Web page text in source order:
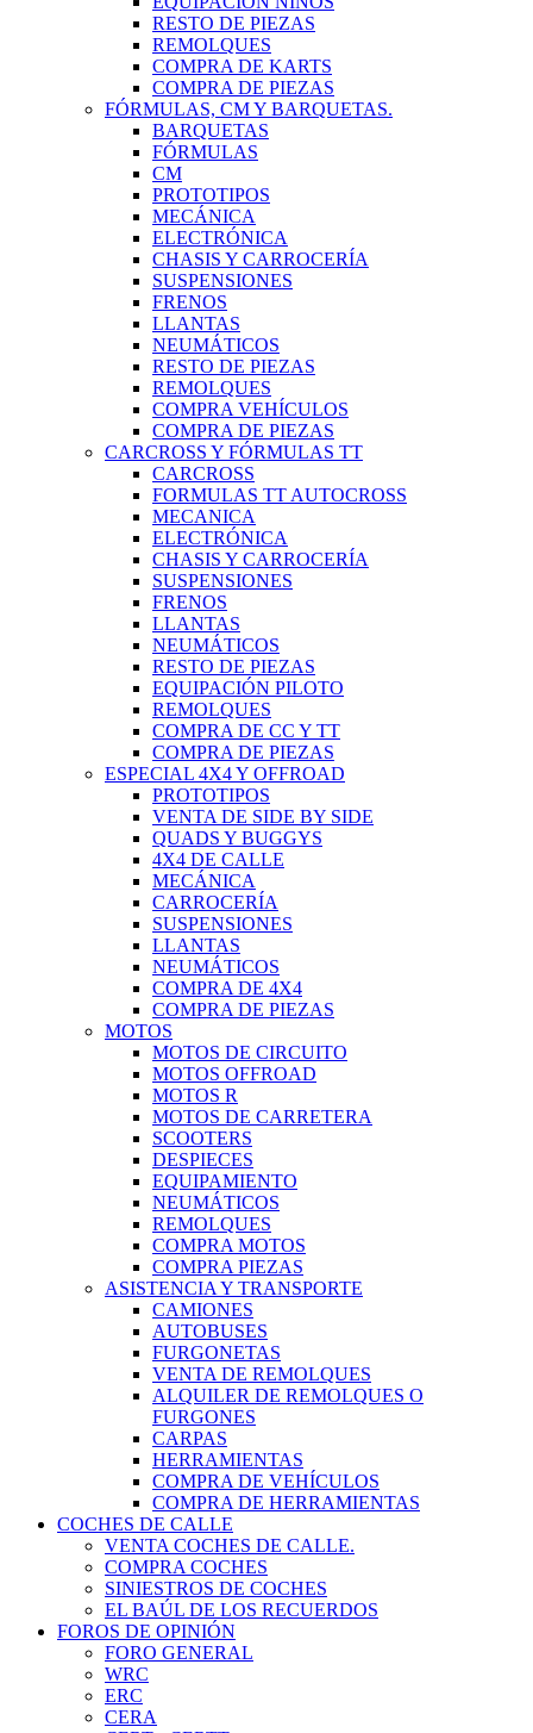
RESTO DE PIEZAS
REMOLQUES
COMPRA DE KARTS
COMPRA DE PIEZAS
FÓRMULAS, CM Y BARQUETAS.
BARQUETAS
FÓRMULAS
CM
PROTOTIPOS
MECÁNICA
ELECTRÓNICA
CHASIS Y CARROCERÍA
SUSPENSIONES
FRENOS
LLANTAS
NEUMÁTICOS
RESTO DE PIEZAS
REMOLQUES
COMPRA VEHÍCULOS
COMPRA DE PIEZAS
CARCROSS Y FÓRMULAS TT
CARCROSS
FORMULAS TT AUTOCROSS
MECANICA
ELECTRÓNICA
CHASIS Y CARROCERÍA
SUSPENSIONES
FRENOS
LLANTAS
NEUMÁTICOS
RESTO DE PIEZAS
EQUIPACIÓN PILOTO
REMOLQUES
COMPRA DE CC Y TT
COMPRA DE PIEZAS
ESPECIAL 4X4 Y OFFROAD
PROTOTIPOS
VENTA DE SIDE BY SIDE
QUADS Y BUGGYS
4X4 DE CALLE
MECÁNICA
CARROCERÍA
SUSPENSIONES
LLANTAS
NEUMÁTICOS
COMPRA DE 4X4
COMPRA DE PIEZAS
MOTOS
MOTOS DE CIRCUITO
MOTOS OFFROAD
MOTOS R
MOTOS DE CARRETERA
SCOOTERS
DESPIECES
EQUIPAMIENTO
NEUMÁTICOS
REMOLQUES
COMPRA MOTOS
COMPRA PIEZAS
ASISTENCIA Y TRANSPORTE
CAMIONES
AUTOBUSES
FURGONETAS
VENTA DE REMOLQUES
ALQUILER DE REMOLQUES O
FURGONES
CARPAS
HERRAMIENTAS
COMPRA DE VEHÍCULOS
COMPRA DE HERRAMIENTAS
COCHES DE CALLE
VENTA COCHES DE CALLE.
COMPRA COCHES
SINIESTROS DE COCHES
EL BAÚL DE LOS RECUERDOS
FOROS DE OPINIÓN
FORO GENERAL
WRC
ERC
CERA